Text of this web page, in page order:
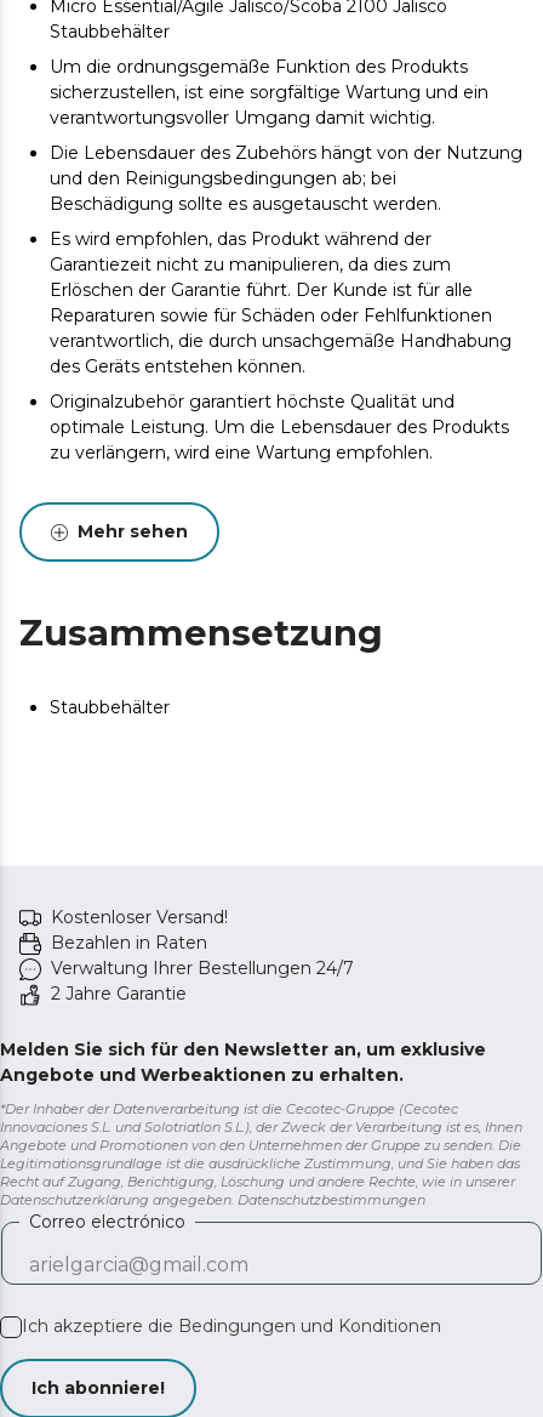
Micro Essential/Agile Jalisco/Scoba 2100 Jalisco
Staubbehälter
Um die ordnungsgemäße Funktion des Produkts
sicherzustellen, ist eine sorgfältige Wartung und ein
verantwortungsvoller Umgang damit wichtig.
Die Lebensdauer des Zubehörs hängt von der Nutzung
und den Reinigungsbedingungen ab; bei
Beschädigung sollte es ausgetauscht werden.
Es wird empfohlen, das Produkt während der
Garantiezeit nicht zu manipulieren, da dies zum
Erlöschen der Garantie führt. Der Kunde ist für alle
Reparaturen sowie für Schäden oder Fehlfunktionen
verantwortlich, die durch unsachgemäße Handhabung
des Geräts entstehen können.
Originalzubehör garantiert höchste Qualität und
optimale Leistung. Um die Lebensdauer des Produkts
zu verlängern, wird eine Wartung empfohlen.
Mehr sehen
Zusammensetzung
Staubbehälter
Kostenloser Versand!
Bezahlen in Raten
Verwaltung Ihrer Bestellungen 24/7
2 Jahre Garantie
Melden Sie sich für den Newsletter an, um exklusive
Angebote und Werbeaktionen zu erhalten.
*Der Inhaber der Datenverarbeitung ist die Cecotec-Gruppe (Cecotec
Innovaciones S.L. und Solotriatlon S.L.), der Zweck der Verarbeitung ist es, Ihnen
Angebote und Promotionen von den Unternehmen der Gruppe zu senden. Die
Legitimationsgrundlage ist die ausdrückliche Zustimmung, und Sie haben das
Recht auf Zugang, Berichtigung, Löschung und andere Rechte, wie in unserer
Datenschutzerklärung angegeben. Datenschutzbestimmungen
Correo electrónico
Ich akzeptiere die Bedingungen und Konditionen
Ich abonniere!